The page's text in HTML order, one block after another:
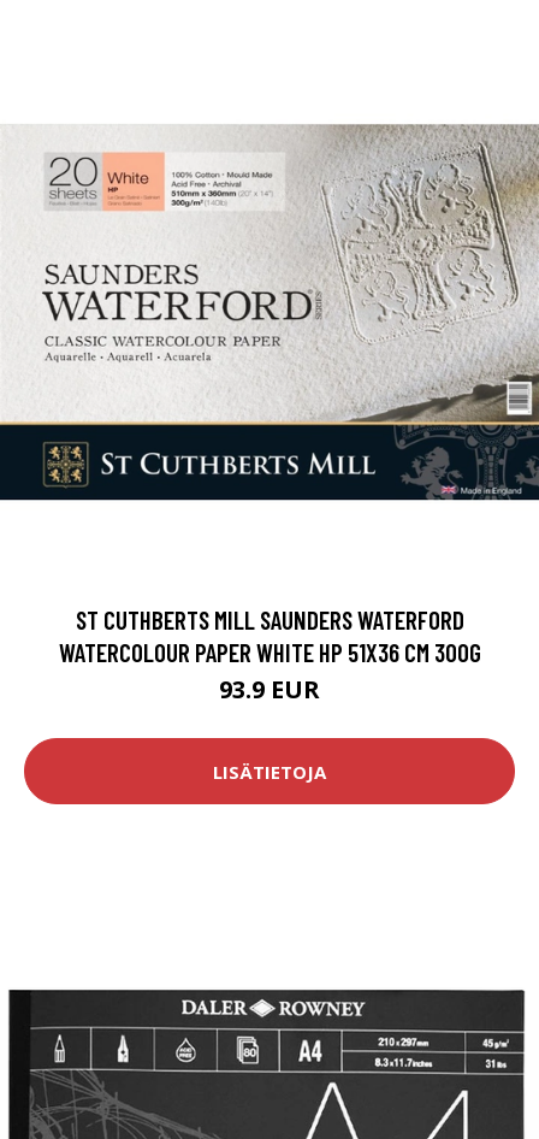
ST CUTHBERTS MILL SAUNDERS WATERFORD
WATERCOLOUR PAPER WHITE HP 51X36 CM 300G
93.9 EUR
LISÄTIETOJA